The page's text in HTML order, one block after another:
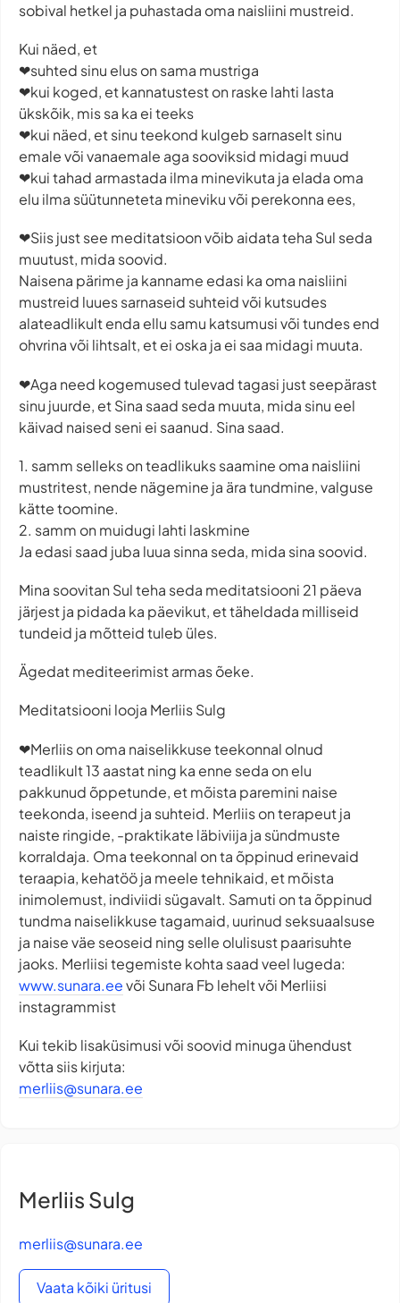
sobival hetkel ja puhastada oma naisliini mustreid.
Kui näed, et
❤suhted sinu elus on sama mustriga
❤kui koged, et kannatustest on raske lahti lasta
ükskõik, mis sa ka ei teeks
❤kui näed, et sinu teekond kulgeb sarnaselt sinu
emale või vanaemale aga sooviksid midagi muud
❤kui tahad armastada ilma minevikuta ja elada oma
elu ilma süütunneteta mineviku või perekonna ees,
❤Siis just see meditatsioon võib aidata teha Sul seda
muutust, mida soovid.
Naisena pärime ja kanname edasi ka oma naisliini
mustreid luues sarnaseid suhteid või kutsudes
alateadlikult enda ellu samu katsumusi või tundes end
ohvrina või lihtsalt, et ei oska ja ei saa midagi muuta.
❤Aga need kogemused tulevad tagasi just seepärast
sinu juurde, et Sina saad seda muuta, mida sinu eel
käivad naised seni ei saanud. Sina saad.
1. samm selleks on teadlikuks saamine oma naisliini
mustritest, nende nägemine ja ära tundmine, valguse
kätte toomine.
2. samm on muidugi lahti laskmine
Ja edasi saad juba luua sinna seda, mida sina soovid.
Mina soovitan Sul teha seda meditatsiooni 21 päeva
järjest ja pidada ka päevikut, et täheldada milliseid
tundeid ja mõtteid tuleb üles.
Ägedat mediteerimist armas õeke.
Meditatsiooni looja Merliis Sulg
❤Merliis on oma naiselikkuse teekonnal olnud
teadlikult 13 aastat ning ka enne seda on elu
pakkunud õppetunde, et mõista paremini naise
teekonda, iseend ja suhteid. Merliis on terapeut ja
naiste ringide, -praktikate läbiviija ja sündmuste
korraldaja. Oma teekonnal on ta õppinud erinevaid
teraapia, kehatöö ja meele tehnikaid, et mõista
inimolemust, indiviidi sügavalt. Samuti on ta õppinud
tundma naiselikkuse tagamaid, uurinud seksuaalsuse
ja naise väe seoseid ning selle olulisust paarisuhte
jaoks. Merliisi tegemiste kohta saad veel lugeda:
www.sunara.eevõi Sunara Fb lehelt või Merliisi
instagrammist
Kui tekib lisaküsimusi või soovid minuga ühendust
võtta siis kirjuta:
merliis@sunara.ee
Merliis Sulg
merliis@sunara.ee
Vaata kõiki üritusi